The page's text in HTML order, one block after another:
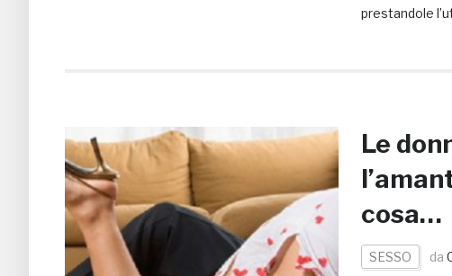
prestandole
Le
cosa…
SESSO da